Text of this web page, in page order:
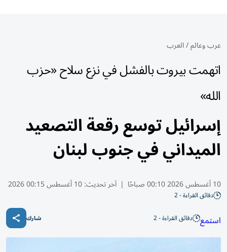
عرب وعالم/العرب
اتهمت بيروت بالفشل في نزع سلاح «حزب
الله»
إسرائيل توسع رقعة التصعيد
الميداني في جنوب لبنان
10 أغسطس 2026 00:10 صباحًا | آخر تحديث:10 أغسطس 00:15 2026
دقائق القراءة - 2
استمع دقائق القراءة - 2 شارك